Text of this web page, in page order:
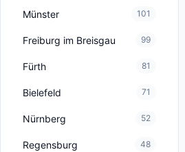
Münster 101
Freiburg im Breisgau 99
Fürth 81
Bielefeld 71
Nürnberg 52
Regensburg 48